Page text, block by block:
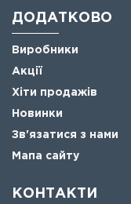
ДОДАТКОВО
Виробники
Акції
Хіти продажів
Новинки
Зв'язатися з нами
Мапа сайту
КОНТАКТИ